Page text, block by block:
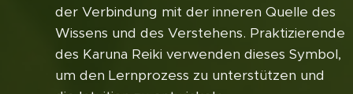
der Verbindung mit der inneren Quelle des
Wissens und des Verstehens. Praktizierende
des Karuna Reiki verwenden dieses Symbol,
um den Lernprozess zu unterstützen und